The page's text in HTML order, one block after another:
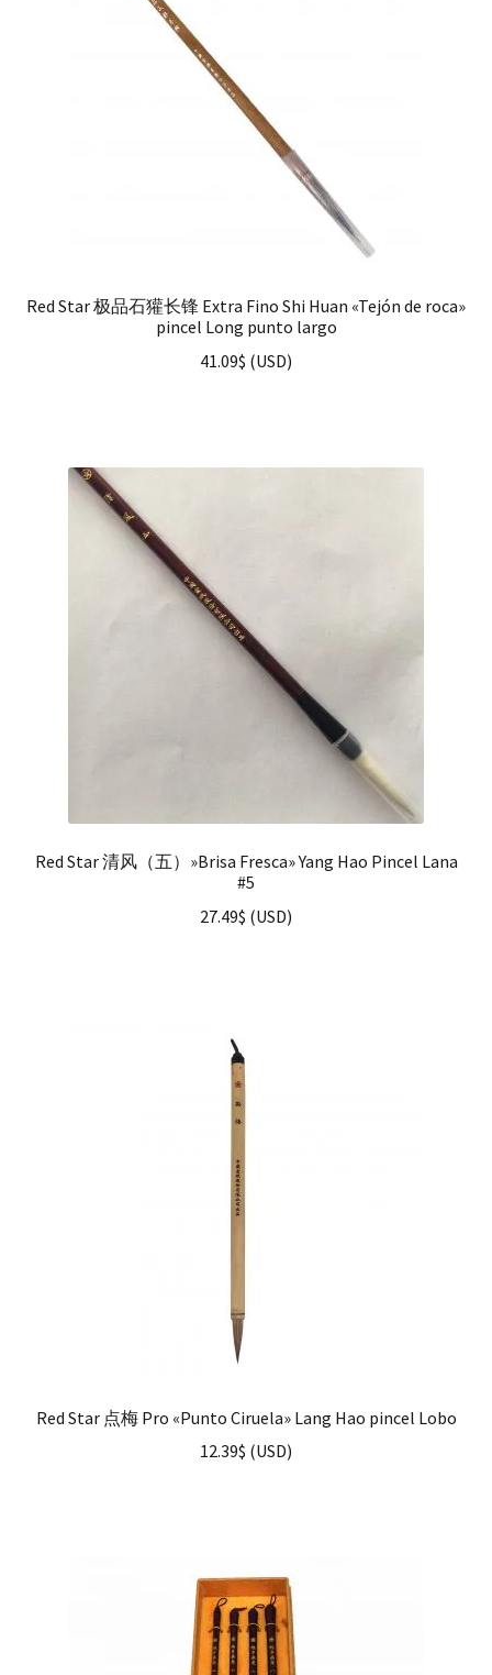
Red Star 极品石獾长锋 Extra Fino Shi Huan «Tejón de roca»
pincel Long punto largo
41.09$ (USD)
Red Star 清风（五）»Brisa Fresca» Yang Hao Pincel Lana
#5
27.49$ (USD)
Red Star 点梅 Pro «Punto Ciruela» Lang Hao pincel Lobo
12.39$ (USD)